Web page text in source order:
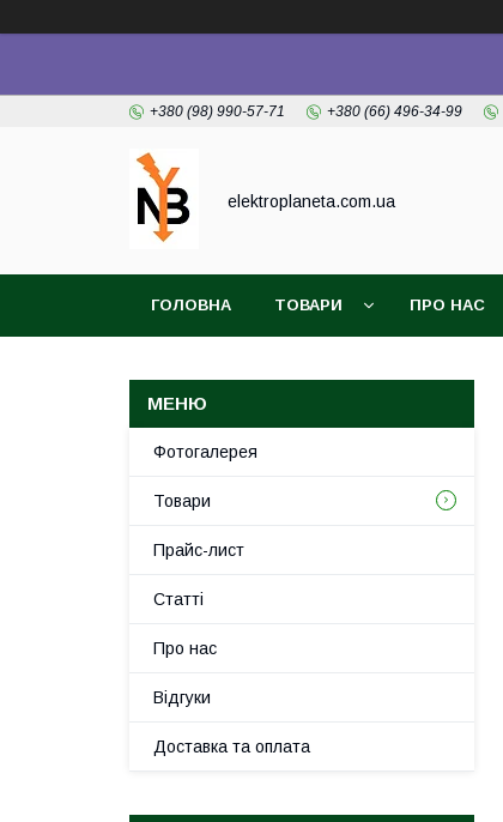
+380 (98) 990-57-71 +380 (66) 496-34-99
elektroplaneta.com.ua
ГОЛОВНА ТОВАРИ ПРО НАС
Фотогалерея
Товари
Прайс-лист
Статті
Про нас
Відгуки
Доставка та оплата